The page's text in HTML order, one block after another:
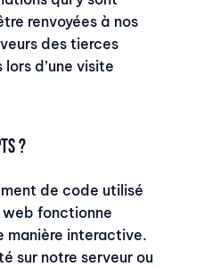
renvoyées à nos
des tierces
d’une visite
?
de code utilisé
fonctionne
manière interactive.
sur notre serveur ou